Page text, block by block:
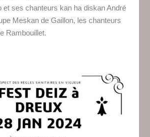
et ses chanteurs kan ha diskan André
Meskan de Gaillon, les chanteurs
Rambouillet.